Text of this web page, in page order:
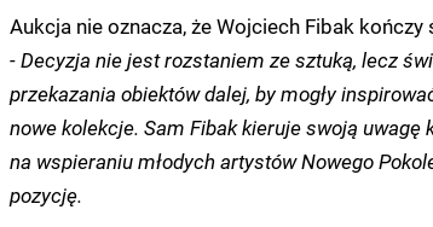
Aukcja nie oznacza, że Wojciech Fibak
- Decyzja nie jest rozstaniem ze sztuką, lecz
przekazania obiektów dalej, by mogły
nowe kolekcje. Sam Fibak kieruje swoją uwagę
na wspieraniu młodych artystów Nowego
pozycję.